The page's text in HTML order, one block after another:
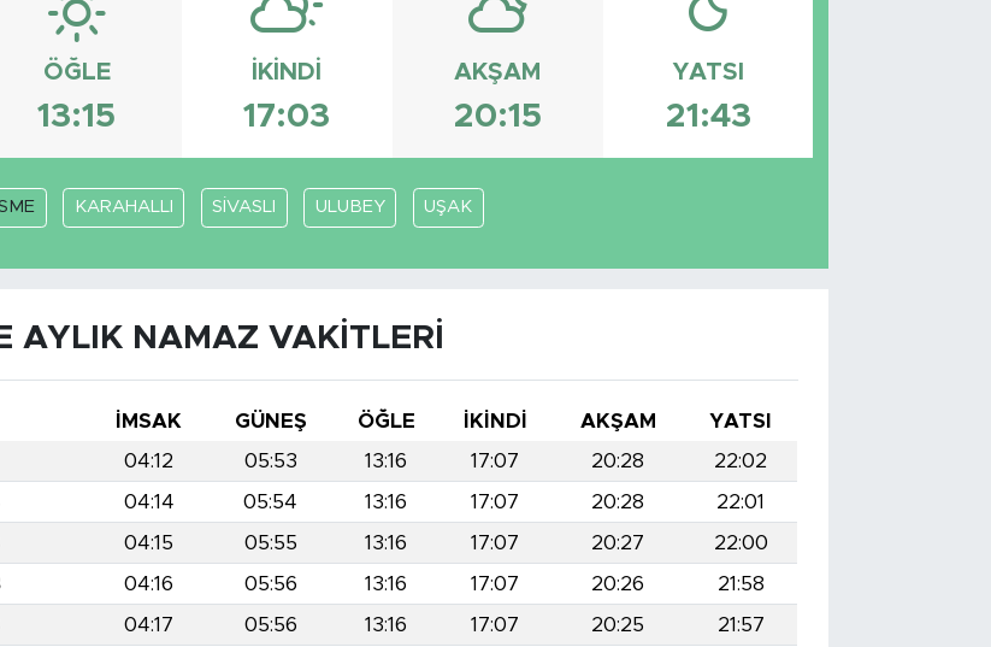
ÖĞLE
13:15
İKINDI
17:03
AKŞAM
20:15
YATSI
21:43
KARAHALLI SİVASLI ULUBEY UŞAK
AYLIK NAMAZ VAKITLERI
İMSAK GÜNEŞ ÖĞLE İKINDI AKŞAM
YATSI
04:12 05:53 13:16 17:07 20:28
22:02
04:14 05:54 13:16 17:07 20:28
22:01
04:15 05:55 13:16 17:07 20:27
22:00
04:16 05:56 13:16 17:07 20:26
21:58
04:17 05:56 13:16 17:07 20:25
21:57